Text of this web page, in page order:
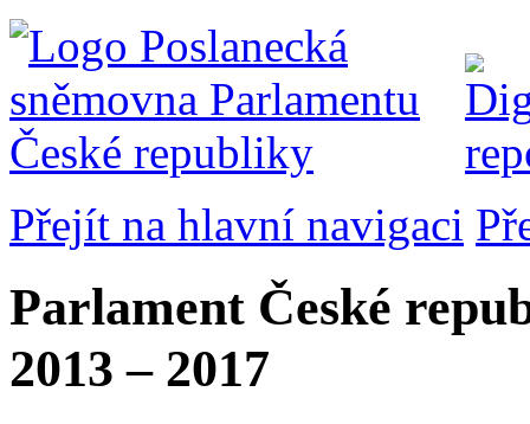
Přejít na hlavní navigaci
Parlament České
2013 – 2017